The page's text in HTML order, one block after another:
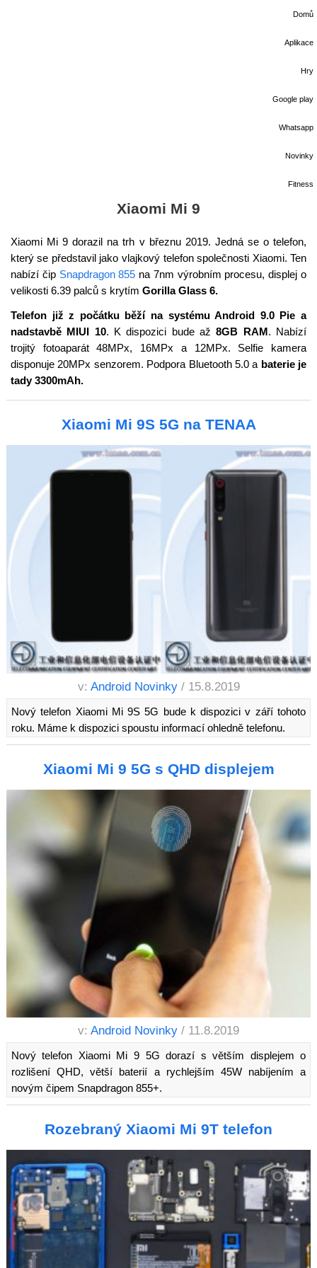
Domů
Aplikace
Hry
Google play
Whatsapp
Novinky
Fitness
Xiaomi Mi 9
Xiaomi Mi 9 dorazil na trh v březnu 2019. Jedná se o telefon,
který se představil jako vlajkový telefon společnosti Xiaomi. Ten
nabízí čip Snapdragon 855 na 7nm výrobním procesu, displej o
velikosti 6.39 palců s krytím Gorilla Glass 6.
Telefon již z počátku běží na systému Android 9.0 Pie a
nadstavbě MIUI 10. K dispozici bude až8GB RAM. Nabízí
trojitý fotoaparát 48MPx, 16MPx a 12MPx. Selfie kamera
disponuje 20MPx senzorem. Podpora Bluetooth 5.0 a baterie je
tady 3300mAh.
Xiaomi Mi 9S 5G na TENAA
v: Android Novinky / 15.8.2019
Nový telefon Xiaomi Mi 9S 5G bude k dispozici v září tohoto
roku. Máme k dispozici spoustu informací ohledně telefonu.
Xiaomi Mi 9 5G s QHD displejem
v: Android Novinky / 11.8.2019
Nový telefon Xiaomi Mi 9 5G dorazí s větším displejem o
rozlišení QHD, větší baterií a rychlejším 45W nabíjením a
novým čipem Snapdragon 855+.
Rozebraný Xiaomi Mi 9T telefon